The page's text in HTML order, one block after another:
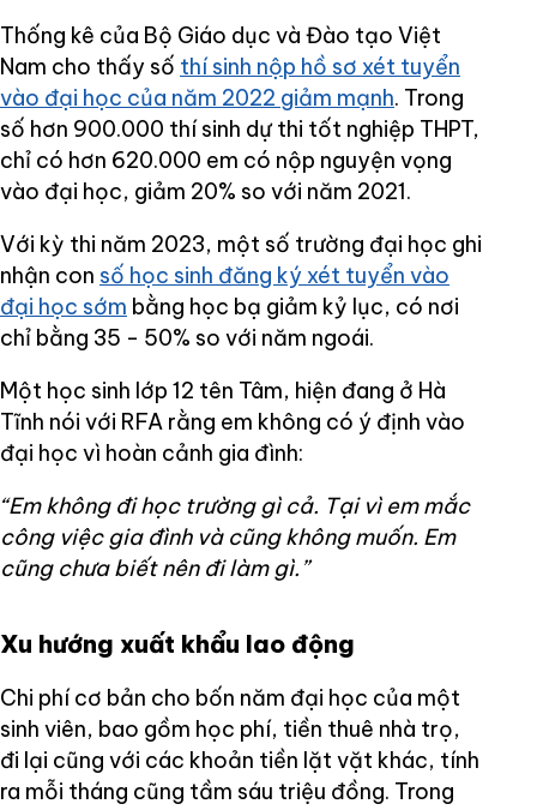
Thống kê của Bộ Giáo dục và Đào tạo Việt
Nam cho thấy số thí sinh nộp hồ sơ xét tuyển
vào đại học của năm 2022 giảm mạnh. Trong
số hơn 900.000 thí sinh dự thi tốt nghiệp THPT,
chỉ có hơn 620.000 em có nộp nguyện vọng
vào đại học, giảm 20% so với năm 2021.
Với kỳ thi năm 2023, một số trường đại học ghi
nhận con số học sinh đăng ký xét tuyển vào
đại học sớm bằng học bạ giảm kỷ lục, có nơi
chỉ bằng 35 - 50% so với năm ngoái.
Một học sinh lớp 12 tên Tâm, hiện đang ở Hà
Tĩnh nói với RFA rằng em không có ý định vào
đại học vì hoàn cảnh gia đình:
“Em không đi học trường gì cả. Tại vì em mắc
công việc gia đình và cũng không muốn. Em
cũng chưa biết nên đi làm gì.”
Xu hướng xuất khẩu lao động
Chi phí cơ bản cho bốn năm đại học của một
sinh viên, bao gồm học phí, tiền thuê nhà trọ,
đi lại cũng với các khoản tiền lặt vặt khác, tính
ra mỗi tháng cũng tầm sáu triệu đồng. Trong